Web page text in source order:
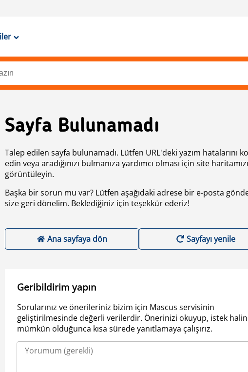
Sayfa Bulunamadı
Talep edilen sayfa bulunamadı. Lütfen URL'deki yazım hatalarını
edin veya aradığınızı bulmanıza yardımcı olması için site haritamızı
görüntüleyin.
Başka bir sorun mu var? Lütfen aşağıdaki adrese bir e-posta
size geri dönelim. Beklediğiniz için teşekkür ederiz!
Ana sayfaya dön Sayfayı yenile
Geribildirim yapın
Sorularınız ve önerileriniz bizim için Mascus servisinin
geliştirilmesinde değerli verilerdir. Önerinizi okuyup, istek
mümkün olduğunca kısa sürede yanıtlamaya çalışırız.